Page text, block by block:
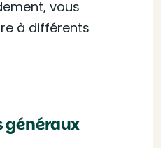
vous
à différents
généraux